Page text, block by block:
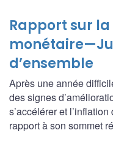
Rapport sur
d’ensemble
Après une année
des signes
s’accélérer et
rapport à son sommet